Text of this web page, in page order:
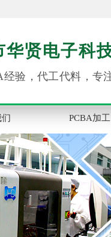
华贤电子科
经验，代工代料，专
PCBA加工